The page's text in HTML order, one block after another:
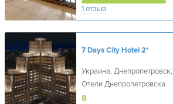
1 отзыв
7 Days City Hotel2*
Украина, Днепропетровск,
Отели Днепропетровска
8